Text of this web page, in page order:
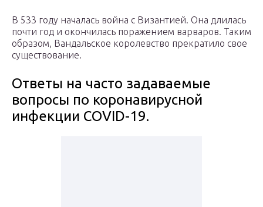
В 533 году началась война с Византией. Она длилась
почти год и окончилась поражением варваров. Таким
образом, Вандальское королевство прекратило свое
существование.
Ответы на часто задаваемые
вопросы по коронавирусной
инфекции COVID-19.